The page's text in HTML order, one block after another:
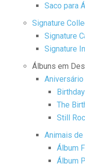
Saco para
Signature
Signature
Signature
Álbuns em
Aniversário
The
Still
Animais de
Álbum
Álbum